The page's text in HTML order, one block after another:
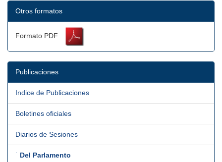
Otros formatos
Formato PDF
Publicaciones
Indice de Publicaciones
Boletines oficiales
Diarios de Sesiones
˙ Del Parlamento